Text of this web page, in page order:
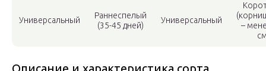
Универсальный
Раннеспелый
(35-45 дней)
Универсальный
–